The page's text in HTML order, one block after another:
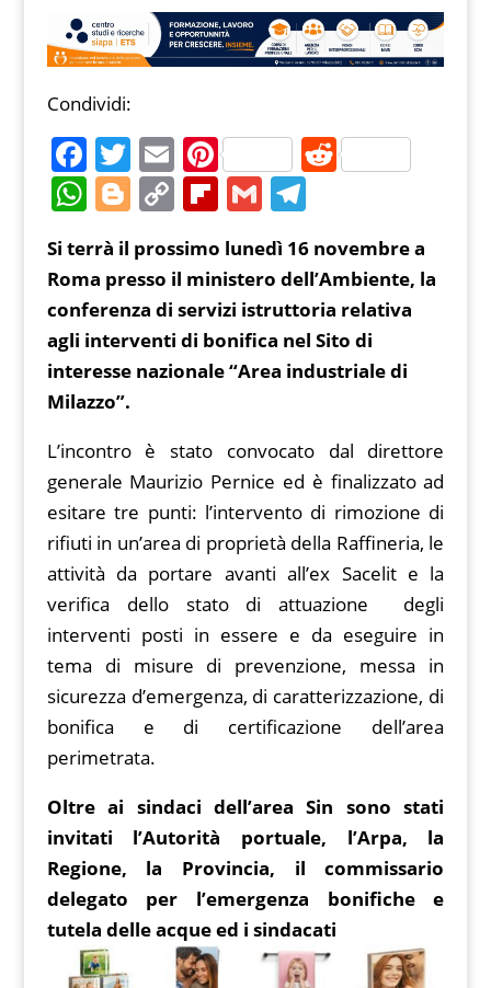
Condividi:
F
a
c
e
b
o
o
k
T
w
itt
er
E
m
ai
l
Pi
nt
er
e
st
R
di
t
W
h
at
s
A
p
p
Bl
g
g
er
C
o
p
y
Li
n
Fl
ip
b
o
ar
d
G
m
ai
l
T
e
gr
a
m
Si terrà il prossimo lunedì 16 novembre a
Roma presso il ministero dell’Ambiente, la
conferenza di servizi istruttoria relativa
agli interventi di bonifica nel Sito di
interesse nazionale “Area industriale di
Milazzo”.
L’incontro è stato convocato dal direttore
generale Maurizio Pernice ed è finalizzato ad
esitare tre punti: l’intervento di rimozione di
rifiuti in un’area di proprietà della Raffineria, le
attività da portare avanti all’ex Sacelit e la
verifica dello stato di attuazione degli
interventi posti in essere e da eseguire in
tema di misure di prevenzione, messa in
sicurezza d’emergenza, di caratterizzazione, di
bonifica e di certificazione dell’area
perimetrata.
Oltre ai sindaci dell’area Sin sono stati
invitati l’Autorità portuale, l’Arpa, la
Regione, la Provincia, il commissario
delegato per l’emergenza bonifiche e
tutela delle acque ed i sindacati